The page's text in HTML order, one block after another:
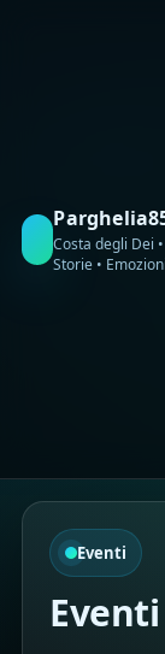
Costa degli Dei
Storie • Emozioni
Eventi